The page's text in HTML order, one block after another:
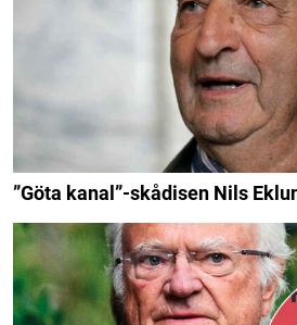
”Göta kanal”-skådisen Nils